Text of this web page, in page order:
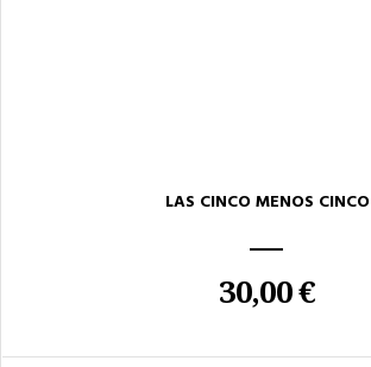
LAS CINCO MENOS CINCO
30,00 €